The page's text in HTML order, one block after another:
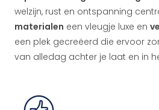
welzijn, rust en ontspanning
materialen een vleugje luxe en
een plek gecreëerd die ervoor
van alledag achter je laat en in